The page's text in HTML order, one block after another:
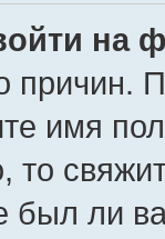
на
причин.
имя
то
был ли